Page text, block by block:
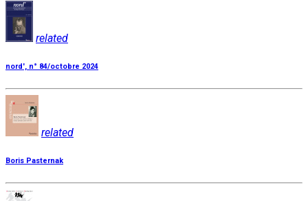
related
nord', n° 84/octobre 2024
related
Boris Pasternak